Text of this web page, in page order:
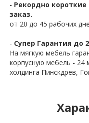
- Рекордно
заказ.
от 20 до 45 рабочих
- Супер Гарантия до
На мягкую мебель
корпусную мебель - 24
холдинга Пинскдрев,